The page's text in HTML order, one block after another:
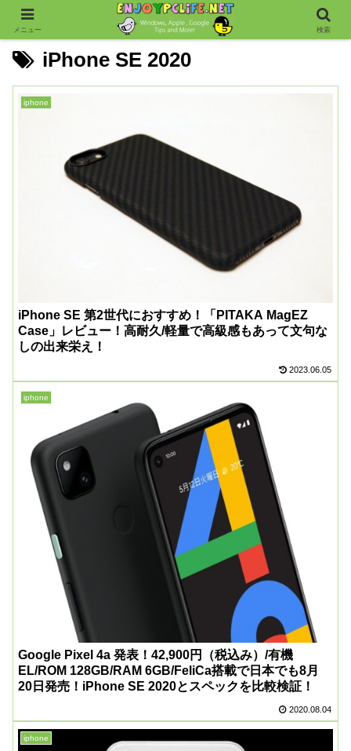
iPhone SE 2020
iphone
iPhone SE 第2世代におすすめ！「PITAKA MagEZ
Case」レビュー！高耐久/軽量で高級感もあって文句な
しの出来栄え！
2023.06.05
iphone
Google Pixel 4a 発表！42,900円（税込み）/有機
EL/ROM 128GB/RAM 6GB/FeliCa搭載で日本でも8月
20日発売！iPhone SE 2020とスペックを比較検証！
2020.08.04
iphone
メニュー 検索